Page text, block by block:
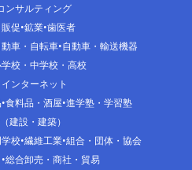
ンサルティング
促 鉱業 歯医者
動車・自転車 自動車・輸送機器
校・中学校・高校
ンターネット
食料品・酒屋 進学塾・学習塾
建設・建築）
校 繊維工業 組合・団体・協会
総合卸売・商社・貿易